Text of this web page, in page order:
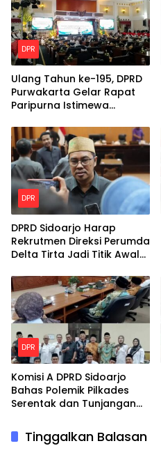
DPR
Ulang Tahun ke-195, DPRD
Purwakarta Gelar Rapat
Paripurna Istimewa
DPR
DPRD Sidoarjo Harap
Rekrutmen Direksi Perumda
Delta Tirta Jadi Titik Awal
DPR
Komisi A DPRD Sidoarjo
Bahas Polemik Pilkades
Serentak dan Tunjangan
Tinggalkan Balasan